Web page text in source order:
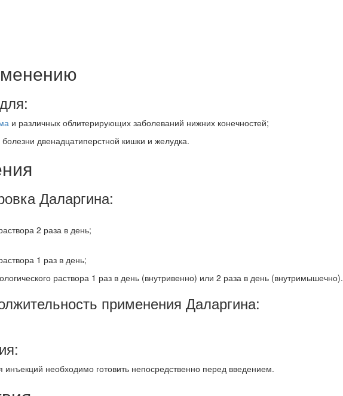
и различных облитерирующих заболеваний нижних конечностей;
двенадцатиперстной кишки и желудка.
Даларгина:
2 раза в день;
1 раз в день;
раствора 1 раз в день (внутривенно) или 2 раза в день (внутримышечно).
применения Даларгина:
инъекций необходимо готовить непосредственно перед введением.